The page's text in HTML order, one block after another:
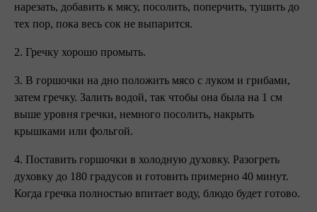
нарезать, добавить к мясу, посолить, поперчить, тушить до
тех пор, пока весь сок не выпарится.
2. Гречку хорошо промыть.
3. В горшочки на дно положить мясо с луком и грибами,
затем гречку. Залить водой, так чтобы она была на 1 см
выше уровня гречки, немного посолить, накрыть
крышками или фольгой.
4. Поставить горшочки в холодную духовку. Разогреть
духовку до 180 градусов и готовить примерно 40 минут.
Когда гречка полностью впитает воду, блюдо будет готово.